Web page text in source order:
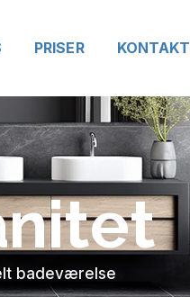
PRISER KONTAKT
badeværelse